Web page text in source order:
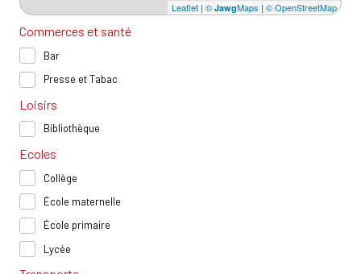
Leaflet | © JawgMaps | © OpenStreetMap
Commerces et santé
Bar
Presse et Tabac
Loisirs
Bibliothèque
Ecoles
Collège
École maternelle
École primaire
Lycée